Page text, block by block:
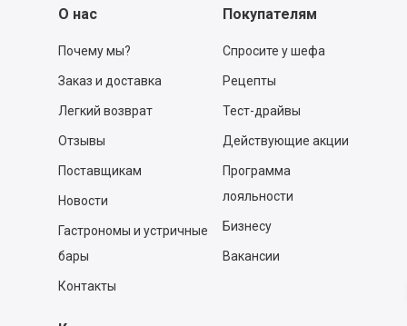
О нас
Почему мы?
Заказ и доставка
Легкий возврат
Отзывы
Поставщикам
Новости
Гастрономы и устричные
бары
Контакты
Покупателям
Спросите у шефа
Рецепты
Тест-драйвы
Действующие акции
Программа
лояльности
Бизнесу
Вакансии